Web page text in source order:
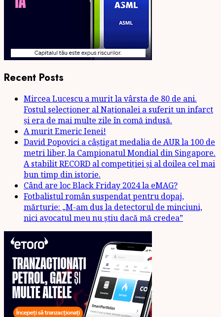
Recent Posts
Mircea Lucescu a murit la vârsta de 80 de ani.
Fostul selecționer al Naționalei a suferit un infarct
și era de mai multe zile în comă indusă.
A murit Emeric Ienei!
David Popovici a câștigat medalia de AUR la 100 de
metri liber, la Campionatul Mondial din Singapore.
A stabilit RECORD al competiției și al doilea cel mai
bun timp din istorie.
Când are loc Black Friday 2024 la eMAG?
Fotbalistul român suspendat pentru dopaj,
mărturie: „M-am dus la detectorul de minciuni,
nici avocatul meu nu știu dacă mă credea”